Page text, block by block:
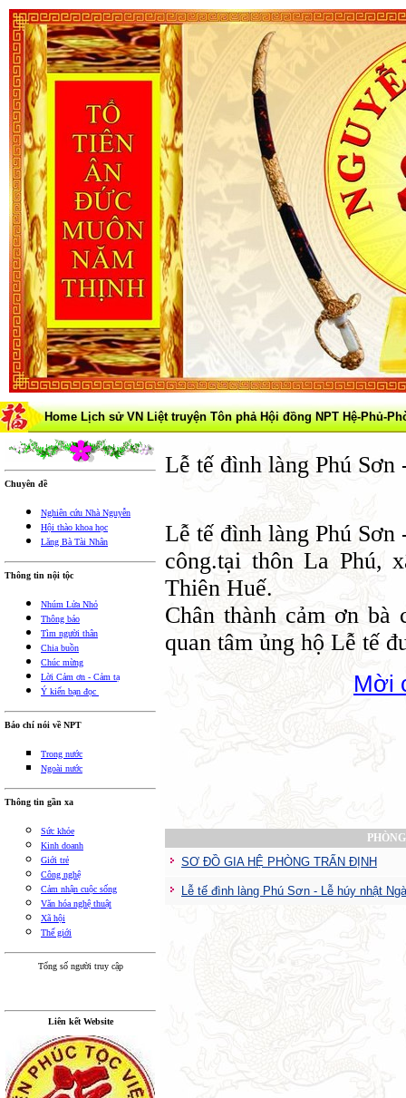
Home Lịch sử VN Liệt truyện Tôn phả Hội đồng NPT Hệ-Phủ-
Chuyên đề
Nghiên cứu Nhà Nguyễn
Hội thào khoa học
Lăng Bà Tài Nhân
Thông tin nội tộc
Nhúm Lửa Nhỏ
Thông báo
Tìm người thân
Chia buồn
Chúc mừng
Lời Cảm ơn - Cảm tạ
Ý kiến bạn đọc
Báo chí nói về NPT
Trong nước
Ngoài nước
Thông tin gần xa
Sức khỏe
Kinh doanh
Giới trẻ
Công nghệ
Cảm nhận cuộc sống
Văn hóa nghệ thuật
Xã hội
Thế giới
Tổng số người truy cập
Liên kết Website
Lễ tế đình làng Phú
Lễ tế đình làng Phú
công.tại thôn La Phú,
Thiên Huế.
Chân thành cảm ơn bà
quan tâm ủng hộ Lễ tế
Mời
SƠ ĐỒ GIA HỆ PHÒNG TRẤN ĐỊNH
Lễ tế đình làng Phú Sơn - Lễ húy nhật